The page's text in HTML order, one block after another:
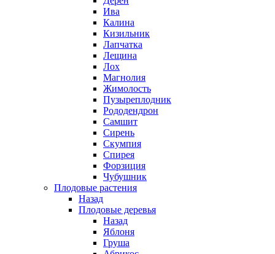
Ива
Калина
Кизильник
Лапчатка
Лещина
Лох
Магнолия
Жимолость
Пузыреплодник
Рододендрон
Самшит
Сирень
Скумпия
Спирея
Форзиция
Чубушник
Плодовые растения
Назад
Плодовые деревья
Назад
Яблоня
Груша